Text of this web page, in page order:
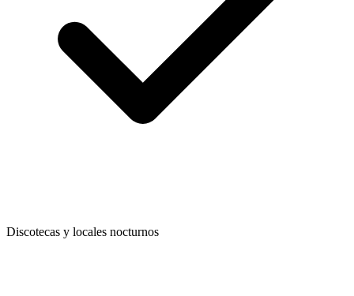
Discotecas y locales nocturnos